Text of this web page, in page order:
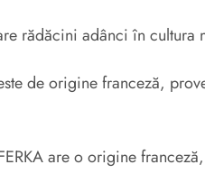
rădăcini adânci în
de origine franceză,
are o origine